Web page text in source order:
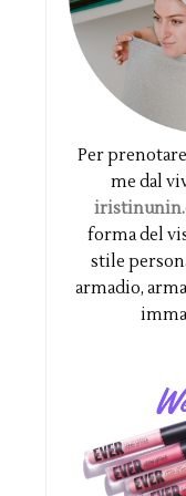
Per
me dal
forma del
stile
armadio,